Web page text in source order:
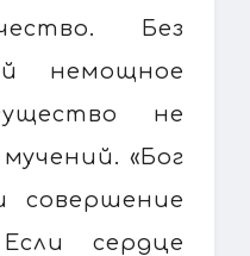
Без
немощное
не
«Бог
совершение
сердце